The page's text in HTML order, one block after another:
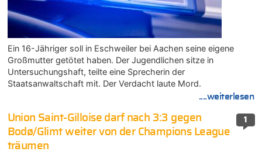
Ein 16-Jähriger soll in Eschweiler bei Aachen seine eigene
Großmutter getötet haben. Der Jugendlichen sitze in
Untersuchungshaft, teilte eine Sprecherin der
Staatsanwaltschaft mit. Der Verdacht laute Mord.
....weiterlesen
1
Union Saint-Gilloise darf nach 3:3 gegen
Bodø/Glimt weiter von der Champions League
träumen